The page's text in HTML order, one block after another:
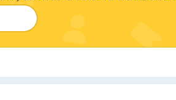
amatoriale